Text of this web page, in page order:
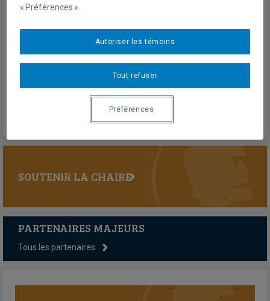
En savoir plus
SOUTENIR LA CHAIRE
PARTENAIRES MAJEURS
Tous les partenaires
« Préférences ».
Tout refuser
Autoriser les témoins
Préférences